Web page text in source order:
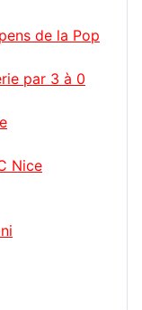
de la Pop
par 3 à 0
Nice